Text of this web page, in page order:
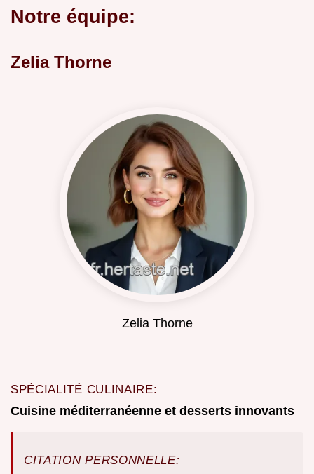
Notre équipe:
Zelia Thorne
Zelia Thorne
SPÉCIALITÉ CULINAIRE:
Cuisine méditerranéenne et desserts innovants
CITATION PERSONNELLE: